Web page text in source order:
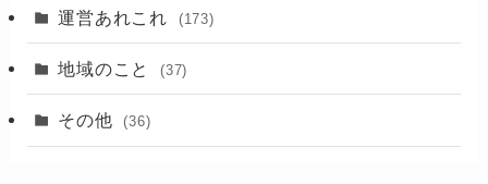
運営あれこれ (173)
地域のこと (37)
その他 (36)